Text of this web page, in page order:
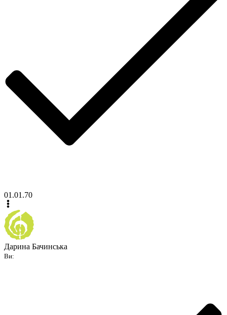
01.01.70
Дарина Бачинська
Ви: